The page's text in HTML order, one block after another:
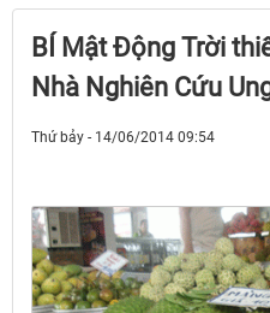
BÍ Mật Động Trời
Nhà Nghiên Cứu
Thứ bảy - 14/06/2014 09:54